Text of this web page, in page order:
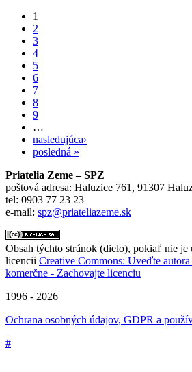
Stránky
1
2
3
4
5
6
7
8
9
…
nasledujúca›
posledná »
Priatelia Zeme – SPZ
poštová adresa: Haluzice 761, 91307
tel: 0903 77 23 23
e-mail: spz@priateliazeme.sk
Obsah týchto stránok (dielo), pokiaľ nie je
licencii Creative Commons: Uveďte
komerčne - Zachovajte licenciu
1996 - 2026
Ochrana osobných údajov, GDPR a
#